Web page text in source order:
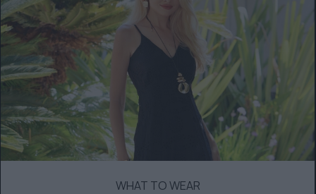
WHAT TO WEAR